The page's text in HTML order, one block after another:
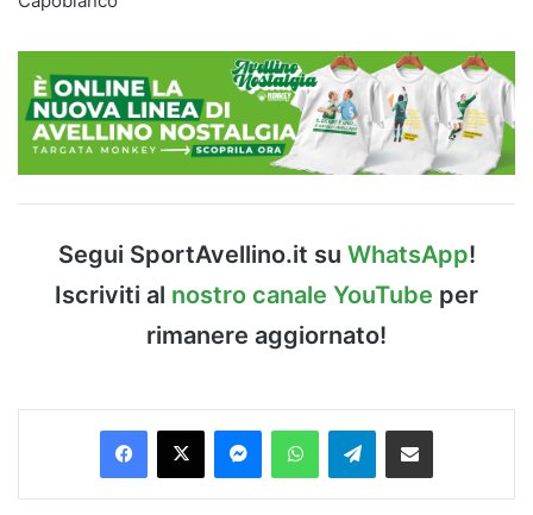
Segui SportAvellino.it su WhatsApp!
Iscriviti al nostro canale YouTube per
rimanere aggiornato!
Facebook
X MessengerWhatsAppTelegramCondividi via Email